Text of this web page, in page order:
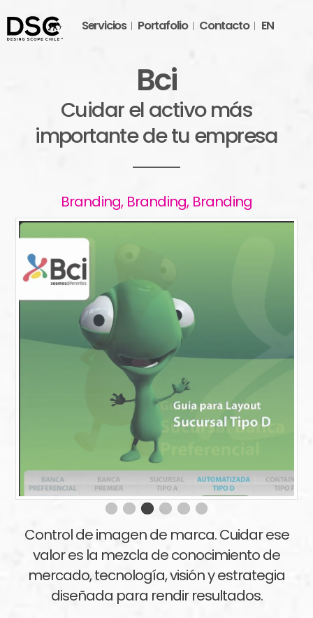
Servicios Portafolio Contacto EN
Bci
Cuidar el activo más
importante de tu empresa
Branding, Branding, Branding
Control de imagen de marca. Cuidar ese
valor es la mezcla de conocimiento de
mercado, tecnología, visión y estrategia
diseñada para rendir resultados.